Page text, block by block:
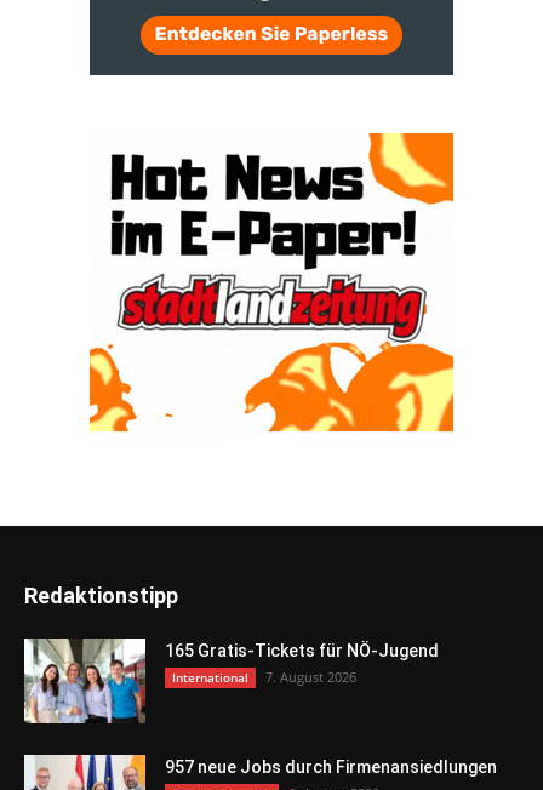
Redaktionstipp
165 Gratis-Tickets für NÖ-Jugend
International 7. August 2026
957 neue Jobs durch Firmenansiedlungen